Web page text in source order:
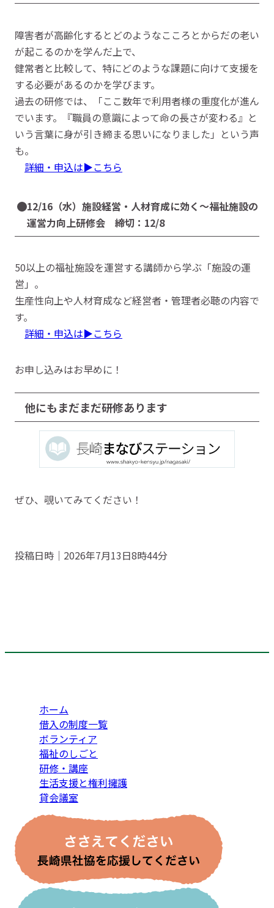
障害者が高齢化するとどのようなこころとからだの老い
が起こるのかを学んだ上で、
健常者と比較して、特にどのような課題に向けて支援を
する必要があるのかを学びます。
過去の研修では、「ここ数年で利用者様の重度化が進ん
でいます。『職員の意識によって命の長さが変わる』と
いう言葉に身が引き締まる思いになりました」という声
も。
詳細・申込は▶こちら
12/16（水）施設経営・人材育成に効く～福祉施設の
運営力向上研修会 締切：12/8
50以上の福祉施設を運営する講師から学ぶ「施設の運
営」。
生産性向上や人材育成など経営者・管理者必聴の内容で
す。
詳細・申込は▶こちら
お申し込みはお早めに！
他にもまだまだ研修あります
ぜひ、覗いてみてください！
投稿日時｜2026年7月13日8時44分
ホーム
借入の制度一覧
ボランティア
福祉のしごと
研修・講座
生活支援と権利擁護
貸会議室